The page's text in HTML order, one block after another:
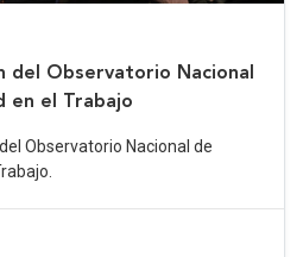
del Observatorio Nacional
en el Trabajo
Observatorio Nacional de